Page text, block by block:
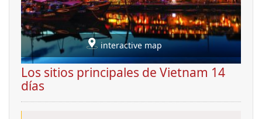
interactive map
Los sitios principales de Vietnam 14
días